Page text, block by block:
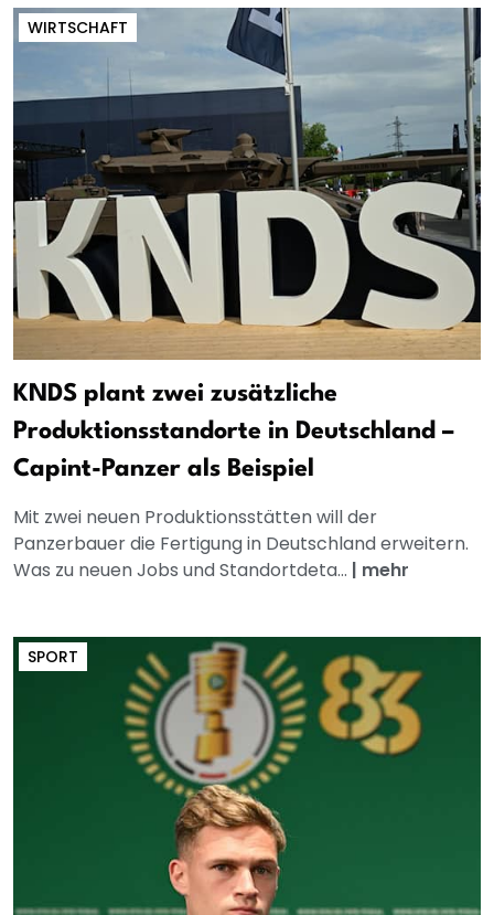
WIRTSCHAFT
KNDS plant zwei zusätzliche
Produktionsstandorte in Deutschland –
Capint-Panzer als Beispiel
Mit zwei neuen Produktionsstätten will der
Panzerbauer die Fertigung in Deutschland erweitern.
Was zu neuen Jobs und Standortdeta... | mehr
SPORT